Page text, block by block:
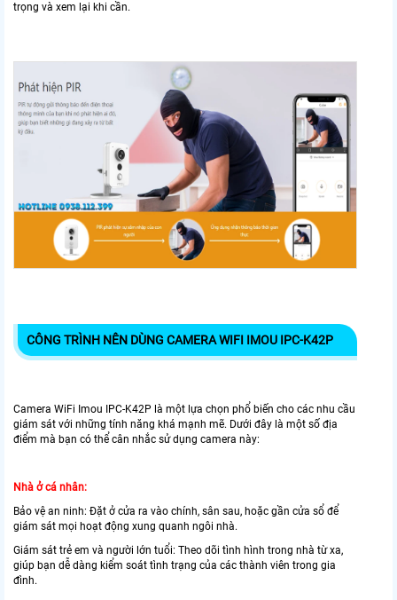
trọng và xem lại khi cần.
CÔNG TRÌNH NÊN DÙNG CAMERA WIFI IMOU IPC-K42P
Camera WiFi Imou IPC-K42P là một lựa chọn phổ biến cho các nhu cầu
giám sát với những tính năng khá mạnh mẽ. Dưới đây là một số địa
điểm mà bạn có thể cân nhắc sử dụng camera này:
Nhà ở cá nhân:
Bảo vệ an ninh: Đặt ở cửa ra vào chính, sân sau, hoặc gần cửa sổ để
giám sát mọi hoạt động xung quanh ngôi nhà.
Giám sát trẻ em và người lớn tuổi: Theo dõi tình hình trong nhà từ xa,
giúp bạn dễ dàng kiểm soát tình trạng của các thành viên trong gia
đình.